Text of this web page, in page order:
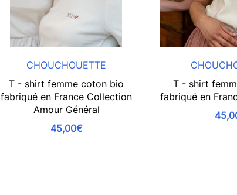
CHOUCHOUETTE
T - shirt femme coton bio
fabriqué en France Collection
Amour Général
45,00€
T - shirt
fabriqué en